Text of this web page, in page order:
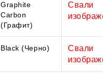
Graphite
Carbon
(Графит)
Свали
Black (Черно)
Свали